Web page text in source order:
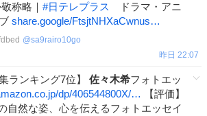
称略｜ #日テレプラス
ドラマ・アニ
share.google/FtsjtNHXaCwnus…
@sa9rairo10go
昨日 22:07
ランキング7位】 佐々木希フォトエッ
dp/406544800X/…
【評価】
自然な姿、心を伝えるフォトエッセイ